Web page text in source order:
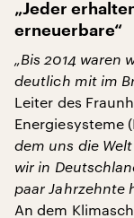
„Jeder
erneuerbare“
„Bis 2014 waren
deutlich mit im
Leiter des
Energiesysteme
dem uns die
wir in
paar Jahrzehnte
An dem